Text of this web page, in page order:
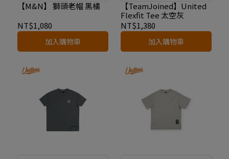
【M&N】 獅頭老帽 黑橘
NT$1,080
加入購物車
【TeamJoined】United
Flexfit Tee 太空灰
NT$1,380
加入購物車